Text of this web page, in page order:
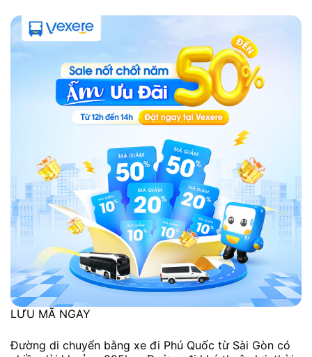
LƯU MÃ NGAY
Đường di chuyển bằng xe đi Phú Quốc từ Sài Gòn có